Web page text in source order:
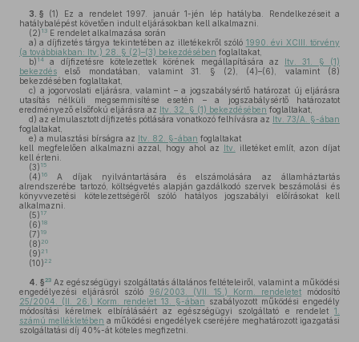
3. § (1)
Ez a rendelet 1997. január 1-jén lép hatályba. Rendelkezéseit a
hatálybalépést követően indult eljárásokban kell alkalmazni.
(2) 13 E rendelet alkalmazása során
a) a díjfizetés tárgya tekintetében az illetékekről szóló 1990. évi XCIII. törvény
(a továbbiakban: Itv.) 28. § (2)–(3) bekezdésében foglaltakat,
b) 14 a díjfizetésre kötelezettek körének megállapítására az Itv. 31. § (1)
bekezdés első mondatában, valamint 31. § (2), (4)–(6), valamint (8)
bekezdésében foglaltakat,
c) a jogorvoslati eljárásra, valamint – a jogszabálysértő határozat új eljárásra
utasítás nélküli megsemmisítése esetén – a jogszabálysértő határozatot
eredményező elsőfokú eljárásra az Itv. 32. § (1) bekezdésében foglaltakat,
d) az elmulasztott díjfizetés pótlására vonatkozó felhívásra az Itv. 73/A. §-ában
foglaltakat,
e) a mulasztási bírságra az Itv. 82. §-ában foglaltakat
kell megfelelően alkalmazni azzal, hogy ahol az Itv.
illetéket említ, azon díjat
kell érteni.
(3) 15
(4) 16
A díjak nyilvántartására és elszámolására az államháztartás
alrendszerébe tartozó, költségvetés alapján gazdálkodó szervek beszámolási és
könyvvezetési kötelezettségéről szóló hatályos jogszabályi előírásokat kell
alkalmazni.
(5) 17
(6) 18
(7) 19
(8) 20
(9) 21
(10) 22
4. §23 Az egészségügyi szolgáltatás általános feltételeiről, valamint a működési
engedélyezési eljárásról szóló
96/2003. (VII. 15.) Korm. rendeletet módosító
25/2004. (II. 26.) Korm. rendelet 13. §-ában szabályozott működési engedély
módosítási kérelmek elbírálásáért az egészségügyi szolgáltató e rendelet 1.
számú mellékletében a működési engedélyek cseréjére meghatározott igazgatási
szolgáltatási díj 40%-át köteles megfizetni.